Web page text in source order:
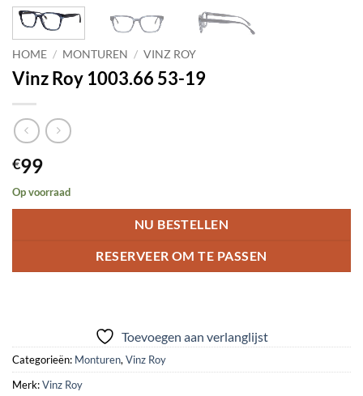
HOME / MONTUREN / VINZ ROY
Vinz Roy 1003.66 53-19
€99
Op voorraad
NU BESTELLEN
RESERVEER OM TE PASSEN
Toevoegen aan verlanglijst
Categorieën: Monturen, Vinz Roy
Merk:Vinz Roy